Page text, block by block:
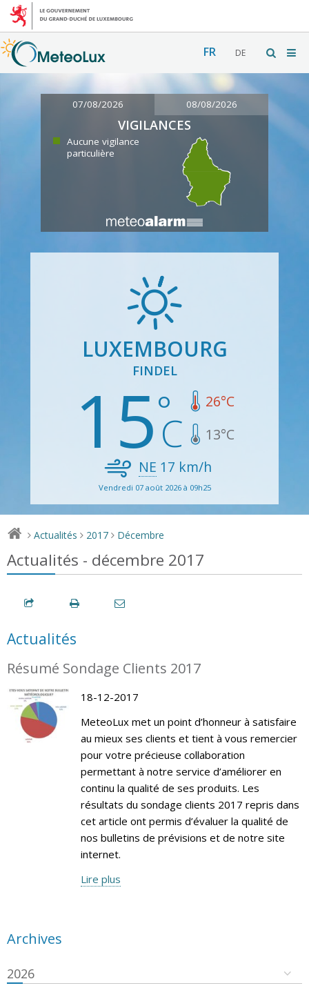
FR DE
07/08/2026 08/08/2026
VIGILANCES
Aucune vigilance
particulière
LUXEMBOURG
FINDEL
15 26°C
13°C
NE 17 km/h
Vendredi 07 août 2026 à 09h25
> Actualités > 2017 > Décembre
Actualités - décembre 2017
Actualités
Résumé Sondage Clients 2017
18-12-2017
MeteoLux met un point d’honneur à satisfaire
au mieux ses clients et tient à vous remercier
pour votre précieuse collaboration
permettant à notre service d’améliorer en
continu la qualité de ses produits. Les
résultats du sondage clients 2017 repris dans
cet article ont permis d’évaluer la qualité de
nos bulletins de prévisions et de notre site
internet.
Lire plus
Archives
2026